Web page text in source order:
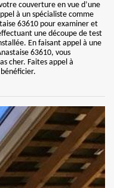
couverture en vue d’une
à un spécialiste comme
63610 pour examiner et
une découpe de test
En faisant appel à une
63610, vous
cher. Faites appel à